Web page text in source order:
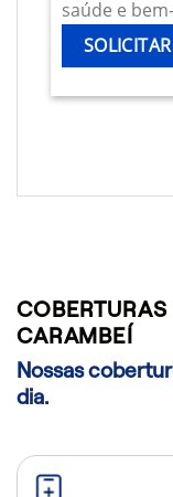
saúde e
CARAMBEÍ
Nossas
dia.